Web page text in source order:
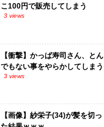
こ100円で販売してしまう
3 views
【衝撃】かっぱ寿司さん、とん
でもない事をやらかしてしまう
3 views
【画像】紗栄子(34)が髪を切っ